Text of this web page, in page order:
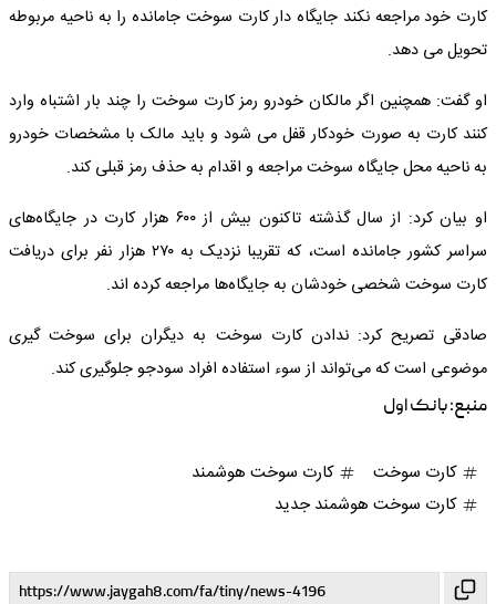
کارت خود مراجعه نکند جایگاه دار کارت سوخت جامانده را به ناحیه مربوطه
تحویل می دهد.
او گفت: همچنین اگر مالکان خودرو رمز کارت سوخت را چند بار اشتباه وارد
کنند کارت به صورت خودکار قفل می شود و باید مالک با مشخصات خودرو
به ناحیه محل جایگاه سوخت مراجعه و اقدام به حذف رمز قبلی کند.
او بیان کرد: از سال گذشته تاکنون بیش از ۶۰۰ هزار کارت در جایگاه‌های
سراسر کشور جامانده است، که تقریبا نزدیک به ۲۷۰ هزار نفر برای دریافت
کارت سوخت شخصی خودشان به جایگاه‌ها مراجعه کرده اند.
صادقی تصریح کرد: ندادن کارت سوخت به دیگران برای سوخت گیری
موضوعی است که می‌تواند از سوء استفاده افراد سودجو جلوگیری کند.
منبع:بانک اول
کارت سوخت
کارت سوخت هوشمند
کارت سوخت هوشمند جدید